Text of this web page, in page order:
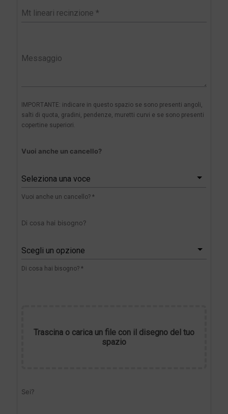
IMPORTANTE: indicare in questo spazio se sono presenti angoli,
salti di quota, gradini, pendenze, muretti curvi e se sono presenti
copertine superiori.
Vuoi anche un cancello?
Seleziona una voce
Vuoi anche un cancello? *
Di cosa hai bisogno?
Scegli un opzione
Di cosa hai bisogno? *
Trascina o carica un file con il disegno del tuo
spazio
Sei?